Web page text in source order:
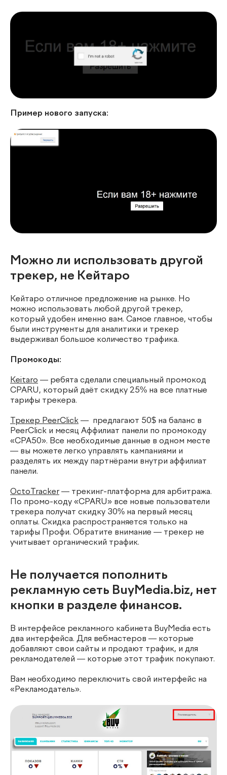
Пример нового запуска:
Можно ли использовать другой
трекер, не Кейтаро
Кейтаро отличное предложение на рынке. Но
можно использовать любой другой трекер,
который удобен именно вам. Самое главное, чтобы
были инструменты для аналитики и трекер
выдерживал большое количество трафика.
Промокоды:
Keitaro — ребята сделали специальный промокод
CPARU, который даёт скидку 25% на все платные
тарифы трекера.
Трекер PeerClick — предлагают 50$ на баланс в
PeerClick и месяц Аффилиат панели по промокоду
«CPA50». Все необходимые данные в одном месте
— вы можете легко управлять кампаниями и
разделять их между партнёрами внутри аффилиат
панели.
OctoTracker— трекинг-платформа для арбитража.
По промо-коду «CPARU» все новые пользователи
трекера получат скидку 30% на первый месяц
оплаты. Скидка распространяется только на
тарифы Профи. Обратите внимание — трекер не
учитывает органический трафик.
Не получается пополнить
рекламную сеть BuyMedia.biz, нет
кнопки в разделе финансов.
В интерфейсе рекламного кабинета BuyMedia есть
два интерфейса. Для вебмастеров — которые
добавляют свои сайты и продают трафик, и для
рекламодателей — которые этот трафик покупают.
Вам необходимо переключить свой интерфейс на
«Рекламодатель».